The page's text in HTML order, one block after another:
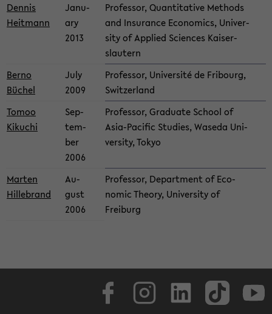
Den­nis
Heit­mann
Jan­u­
ary
2013
Pro­fes­sor, Quan­ti­ta­tive Meth­ods
and In­sur­ance Eco­nom­ics, Uni­ver­
sity of Ap­plied Sci­ences Kaiser­
slautern
Berno
Büchel
July
2009
Pro­fes­sor, Uni­ver­sité de Fri­bourg,
Switzer­land
Tomoo
Kikuchi
Sep­
tem­
ber
2006
Pro­fes­sor, Grad­u­ate School of
Asia-​Pacific Stud­ies, Waseda Uni­
ver­sity, Tokyo
Marten
Hille­brand
Au­
gust
2006
Pro­fes­sor, De­part­ment of Eco­
nomic The­ory, Uni­ver­sity of
Freiburg
Face­book LinkedIn